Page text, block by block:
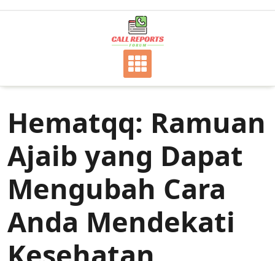
Hematqq: Ramuan
Ajaib yang Dapat
Mengubah Cara
Anda Mendekati